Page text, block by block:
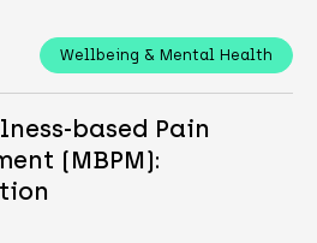
Wellbeing & Mental Health
based Pain
(MBPM):